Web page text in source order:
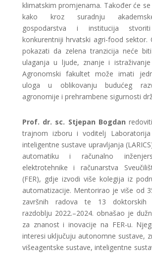
klimatskim promjenama. Također će
kako kroz suradnju
gospodarstva i institucija
konkurentniji hrvatski agri-food sektor.
pokazati da zelena tranzicija neće
ulaganja u ljude, znanje i
Agronomski fakultet može imati
uloga u oblikovanju budućeg
agronomije i prehrambene sigurnosti
Prof. dr. sc. Stjepan Bogdan
trajnom izboru i voditelj
inteligentne sustave upravljanja
automatiku i računalno
elektrotehnike i računarstva
(FER), gdje izvodi više kolegija iz
automatizacije. Mentorirao je više od
završnih radova te 13 doktorskih
razdoblju 2022.–2024. obnašao je
za znanost i inovacije na FER-u.
interesi uključuju autonomne sustave,
višeagentske sustave, inteligentne